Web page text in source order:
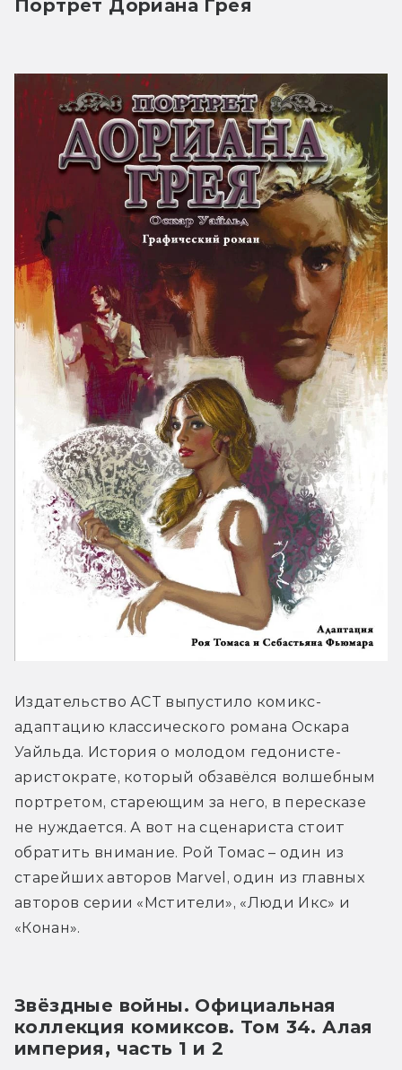
Портрет Дориана Грея
Издательство АСТ выпустило комикс-
адаптацию классического романа Оскара
Уайльда. История о молодом гедонисте-
аристократе, который обзавёлся волшебным
портретом, стареющим за него, в пересказе
не нуждается. А вот на сценариста стоит
обратить внимание. Рой Томас – один из
старейших авторов Marvel, один из главных
авторов серии «Мстители», «Люди Икс» и
«Конан».
Звёздные войны. Официальная
коллекция комиксов. Том 34. Алая
империя, часть 1 и 2